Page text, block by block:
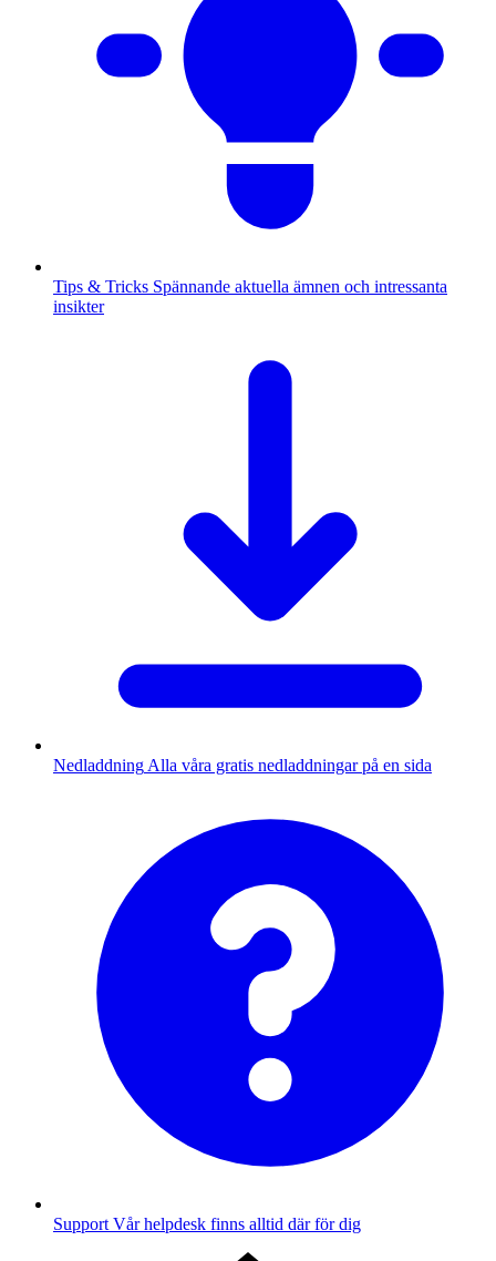
Tips & Tricks Spännande aktuella ämnen och intressanta
insikter
Nedladdning Alla våra gratis nedladdningar på en sida
Support Vår helpdesk finns alltid där för dig